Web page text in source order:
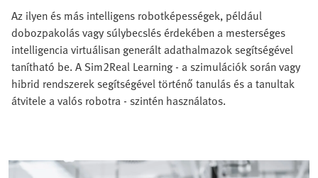
Az ilyen és más intelligens robotképességek, például
dobozpakolás vagy súlybecslés érdekében a mesterséges
intelligencia virtuálisan generált adathalmazok segítségével
tanítható be. A Sim2Real Learning - a szimulációk során vagy
hibrid rendszerek segítségével történő tanulás és a tanultak
átvitele a valós robotra - szintén használatos.